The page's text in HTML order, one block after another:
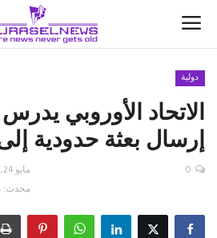
الأخبار
كتّابنا
اقتصاد
دولية
الاتحاد الأوروبي يدرس
إرسال بعثة حدودية
مايو 24, 2024 - 22:27
محدث: مايو 24,
0